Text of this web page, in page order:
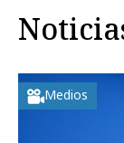
Medios